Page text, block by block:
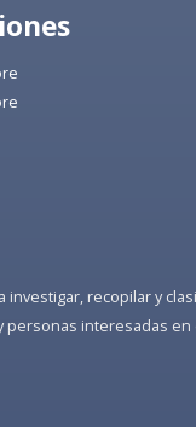
recopilar y
interesadas